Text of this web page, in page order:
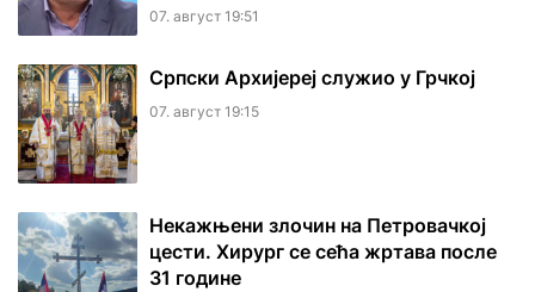
07. август 19:51
Српски Архијереј служио у Грчкој
07. август 19:15
Некажњени злочин на Петровачкој
цести. Хирург се сећа жртава после
31 године